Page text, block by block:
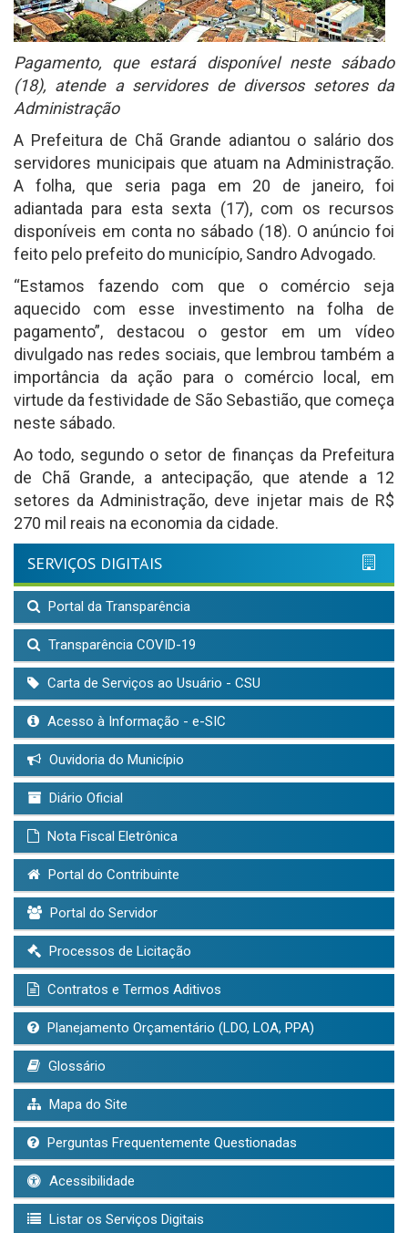
Pagamento, que estará disponível neste sábado
(18), atende a servidores de diversos setores da
Administração
A Prefeitura de Chã Grande adiantou o salário dos
servidores municipais que atuam na Administração.
A folha, que seria paga em 20 de janeiro, foi
adiantada para esta sexta (17), com os recursos
disponíveis em conta no sábado (18). O anúncio foi
feito pelo prefeito do município, Sandro Advogado.
“Estamos fazendo com que o comércio seja
aquecido com esse investimento na folha de
pagamento”, destacou o gestor em um vídeo
divulgado nas redes sociais, que lembrou também a
importância da ação para o comércio local, em
virtude da festividade de São Sebastião, que começa
neste sábado.
Ao todo, segundo o setor de finanças da Prefeitura
de Chã Grande, a antecipação, que atende a 12
setores da Administração, deve injetar mais de R$
270 mil reais na economia da cidade.
SERVIÇOS DIGITAIS
Portal da Transparência
Transparência COVID-19
Carta de Serviços ao Usuário - CSU
Acesso à Informação - e-SIC
Ouvidoria do Município
Diário Oficial
Nota Fiscal Eletrônica
Portal do Contribuinte
Portal do Servidor
Processos de Licitação
Contratos e Termos Aditivos
Planejamento Orçamentário (LDO, LOA, PPA)
Glossário
Mapa do Site
Perguntas Frequentemente Questionadas
Acessibilidade
Listar os Serviços Digitais